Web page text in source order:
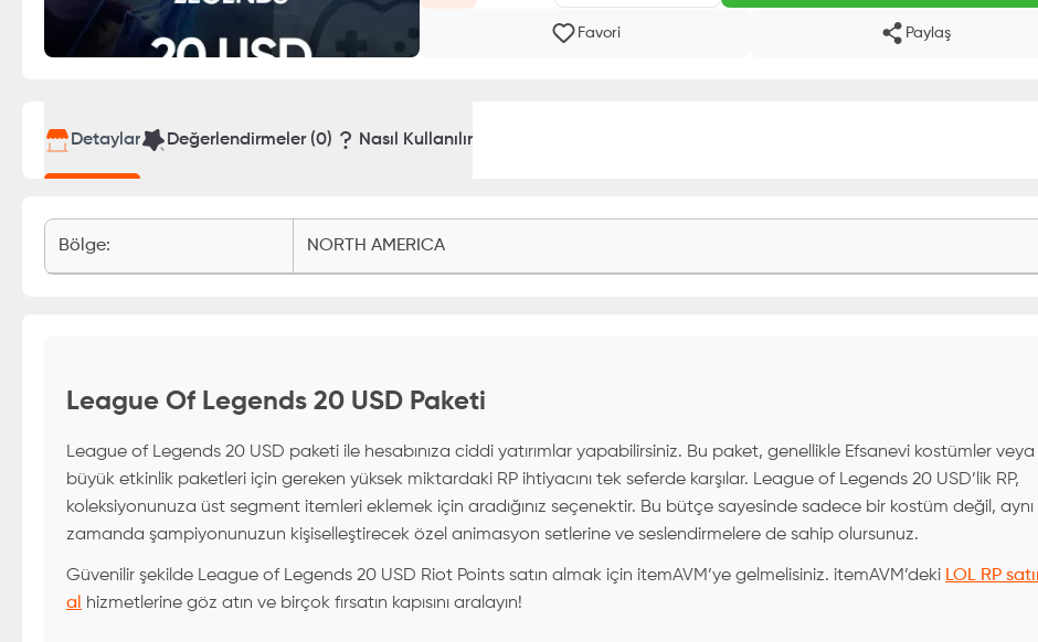
Favori Paylaş
Detaylar Değerlendirmeler (0) Nasıl Kullanılır
Bölge: NORTH AMERICA
League Of Legends 20 USD Paketi
League of Legends 20 USD paketi ile hesabınıza ciddi yatırımlar yapabilirsiniz. Bu paket, genellikle Efsanevi kostümler veya
büyük etkinlik paketleri için gereken yüksek miktardaki RP ihtiyacını tek seferde karşılar. League of Legends 20 USD’lik RP,
koleksiyonunuza üst segment itemleri eklemek için aradığınız seçenektir. Bu bütçe sayesinde sadece bir kostüm değil, aynı
zamanda şampiyonunuzun kişiselleştirecek özel animasyon setlerine ve seslendirmelere de sahip olursunuz.
Güvenilir şekilde League of Legends 20 USD Riot Points satın almak için itemAVM’ye gelmelisiniz. itemAVM’deki LOL RP
al
hizmetlerine göz atın ve birçok fırsatın kapısını aralayın!